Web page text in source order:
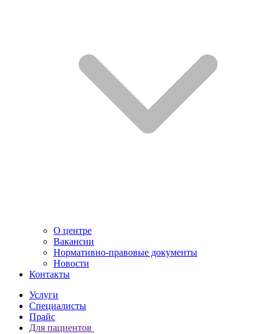
О центре
Вакансии
Нормативно-правовые документы
Новости
Контакты
Услуги
Специалисты
Прайс
Для пациентов